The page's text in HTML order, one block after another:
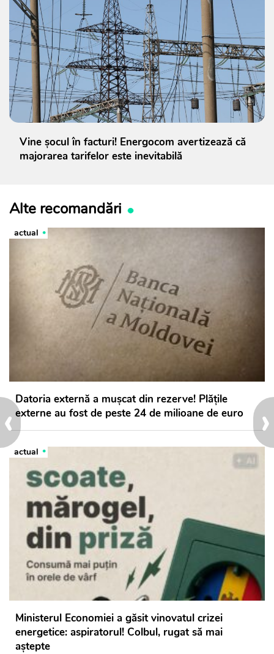
›
‹
Vine șocul în facturi! Energocom avertizează că
majorarea tarifelor este inevitabilă
Alte recomandări
actual
Datoria externă a mușcat din rezerve! Plățile
externe au fost de peste 24 de milioane de euro
actual
Ministerul Economiei a găsit vinovatul crizei
energetice: aspiratorul! Colbul, rugat să mai
aștepte